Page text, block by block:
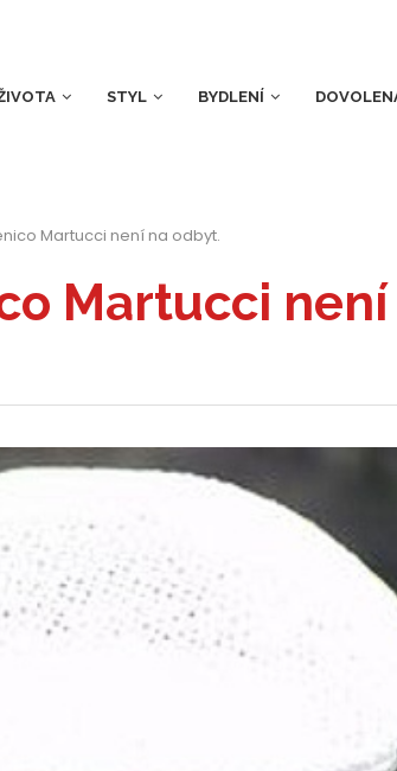
STYL BYDLENÍ
Martucci není na odbyt.
Martucci